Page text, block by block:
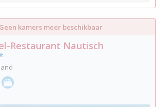
Geen kamers meer beschikbaar
Restaurant Nautisch